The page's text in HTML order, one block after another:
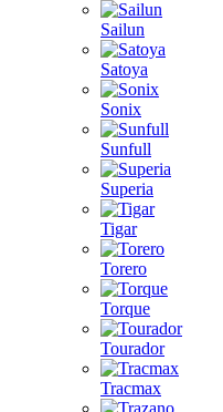
Sailun
Satoya
Sonix
Sunfull
Superia
Tigar
Torero
Torque
Tourador
Tracmax